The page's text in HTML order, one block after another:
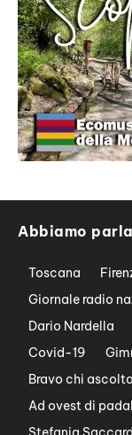
Abbiamo
Toscana
Giornale radio
Dario Nardella
Covid-19
Bravo chi ascolta
Ad ovest di